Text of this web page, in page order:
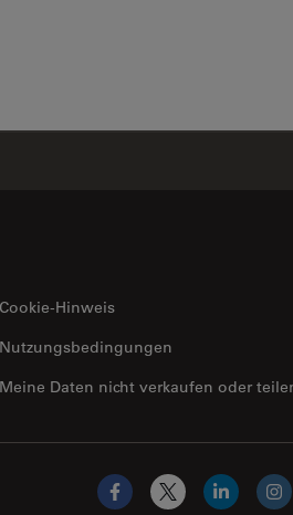
Cookie-Hinweis
Meine Daten nicht verkaufen oder
Nutzungsbedingungen
Facebook
X LinkedIn